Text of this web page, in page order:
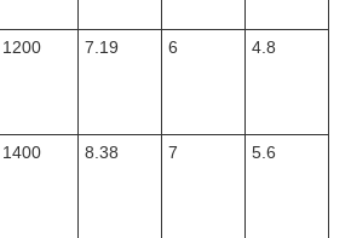
1200 7.19 6 4.8
1400 8.38 7 5.6